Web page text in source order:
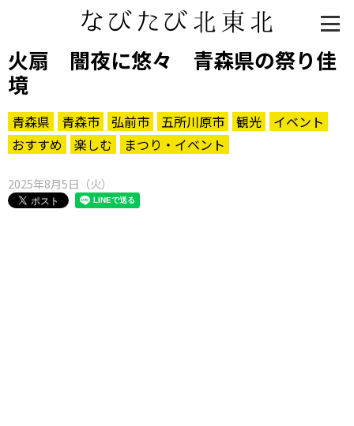
火扇 闇夜に悠々 青森県の祭り佳
境
青森県 青森市 弘前市 五所川原市 観光
イベント
おすすめ
楽しむ まつり・イベント
2025年8月5日（火）